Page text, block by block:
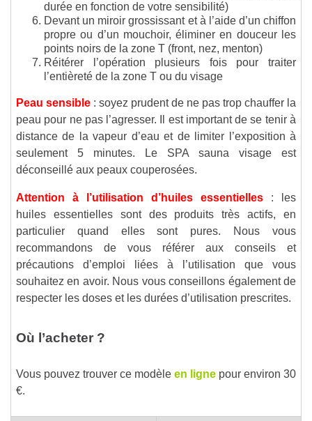
durée en fonction de votre sensibilité)
Devant un miroir grossissant et à l’aide d’un chiffon
propre ou d’un mouchoir, éliminer en douceur les
points noirs de la zone T (front, nez, menton)
Réitérer l’opération plusieurs fois pour traiter
l’entièreté de la zone T ou du visage
Peau sensible : soyez prudent de ne pas trop chauffer la
peau pour ne pas l’agresser. Il est important de se tenir à
distance de la vapeur d’eau et de limiter l’exposition à
seulement 5 minutes. Le SPA sauna visage est
déconseillé aux peaux couperosées.
Attention à l’utilisation d’huiles essentielles : les
huiles essentielles sont des produits très actifs, en
particulier quand elles sont pures. Nous vous
recommandons de vous référer aux conseils et
précautions d’emploi liées à l’utilisation que vous
souhaitez en avoir. Nous vous conseillons également de
respecter les doses et les durées d’utilisation prescrites.
Où l’acheter ?
Vous pouvez trouver ce modèle en ligne pour environ 30
€.